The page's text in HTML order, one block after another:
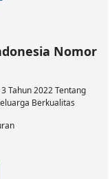
Nomor
Tahun 2022 Tentang
Berkualitas